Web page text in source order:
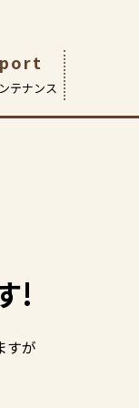
テナンス
!
すが